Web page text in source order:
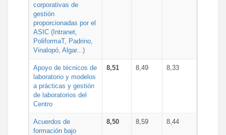
corporativas de
gestión
proporcionadas por el
ASIC (Intranet,
PoliformaT, Padrino,
Vinalopó, Algar...)
Apoyo de técnicos de
laboratorio y modelos
a prácticas y gestión
de laboratorios del
Centro
8,51 8,49 8,33
Acuerdos de
formación bajo
8,50 8,59 8,44